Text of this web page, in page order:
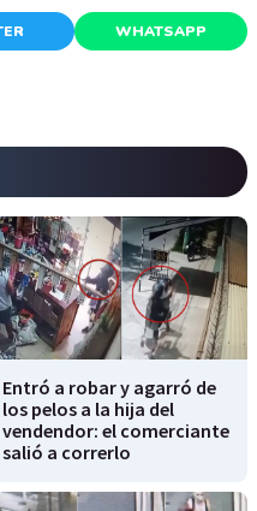
WHATSAPP
Entró a robar y agarró de
los pelos a la hija del
vendendor: el comerciante
salió a correrlo